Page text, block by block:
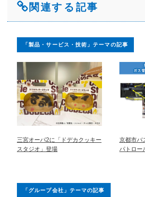
関連する記事
「製品・サービス・技術」テーマの記事
三宮オーパ2に「ドデカクッキー
スタジオ」登場
京都市バ
パトロー
「グループ会社」テーマの記事